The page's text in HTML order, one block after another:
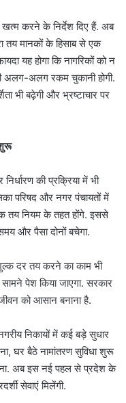
खत्म करने के निर्देश दिए हैं. अब
तय मानकों के हिसाब से एक
यह होगा कि नागरिकों को न
अलग रकम चुकानी होगी.
भी बढ़ेगी और भ्रष्टाचार पर
की प्रक्रिया में भी
परिषद और नगर पंचायतों में
तय नियम के तहत होंगे. इससे
और पैसा दोनों बचेगा.
दर तय करने का काम भी
पेश किया जाएगा. सरकार
को आसान बनाना है.
निकायों में कई बड़े सुधार
घर बैठे नामांतरण सुविधा शुरू
अब इस नई पहल से प्रदेश के
सेवाएं मिलेंगी.